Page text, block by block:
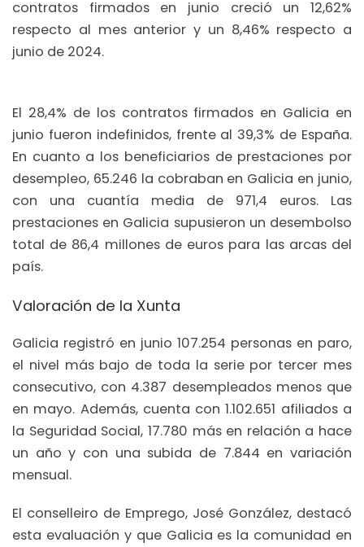
contratos firmados en junio creció un 12,62%
respecto al mes anterior y un 8,46% respecto a
junio de 2024.
El 28,4% de los contratos firmados en Galicia en
junio fueron indefinidos, frente al 39,3% de España.
En cuanto a los beneficiarios de prestaciones por
desempleo, 65.246 la cobraban en Galicia en junio,
con una cuantía media de 971,4 euros. Las
prestaciones en Galicia supusieron un desembolso
total de 86,4 millones de euros para las arcas del
país.
Valoración de la Xunta
Galicia registró en junio 107.254 personas en paro,
el nivel más bajo de toda la serie por tercer mes
consecutivo, con 4.387 desempleados menos que
en mayo. Además, cuenta con 1.102.651 afiliados a
la Seguridad Social, 17.780 más en relación a hace
un año y con una subida de 7.844 en variación
mensual.
El conselleiro de Emprego, José González, destacó
esta evaluación y que Galicia es la comunidad en